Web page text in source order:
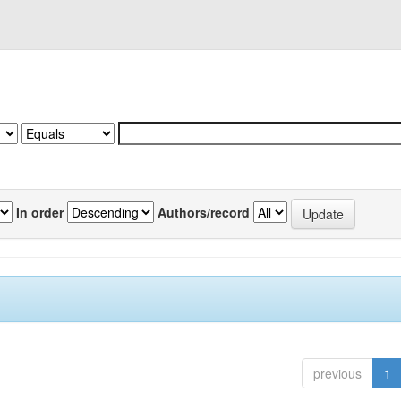
In order Authors/record
previous 1